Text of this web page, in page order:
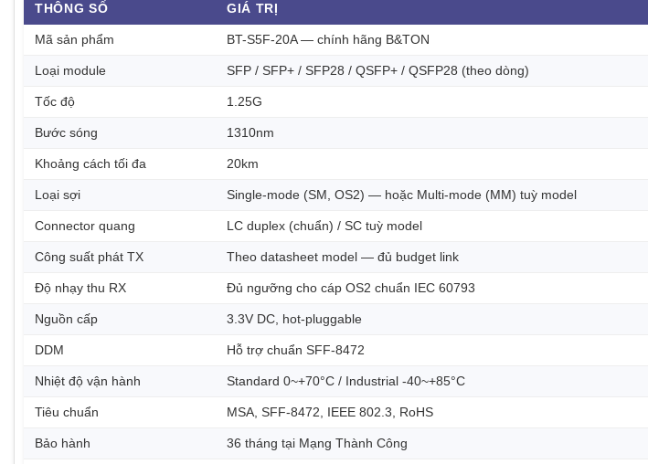
THÔNG SỐ GIÁ TRỊ
Mã sản phẩm BT-S5F-20A — chính hãng B&TON
Loại module SFP / SFP+ / SFP28 / QSFP+ / QSFP28 (theo dòng)
Tốc độ 1.25G
Bước sóng 1310nm
Khoảng cách tối đa 20km
Loại sợi Single-mode (SM, OS2) — hoặc Multi-mode (MM) tuỳ model
Connector quang LC duplex (chuẩn) / SC tuỳ model
Công suất phát TX Theo datasheet model — đủ budget link
Độ nhạy thu RX Đủ ngưỡng cho cáp OS2 chuẩn IEC 60793
Nguồn cấp 3.3V DC, hot-pluggable
DDM Hỗ trợ chuẩn SFF-8472
Nhiệt độ vận hành Standard 0~+70°C / Industrial -40~+85°C
Tiêu chuẩn MSA, SFF-8472, IEEE 802.3, RoHS
Bảo hành 36 tháng tại Mạng Thành Công